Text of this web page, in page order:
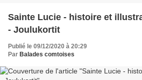
Sainte Lucie - histoire et
- Joulukortit
Publié le 09/12/2020 à 20:29
Par Balades comtoises